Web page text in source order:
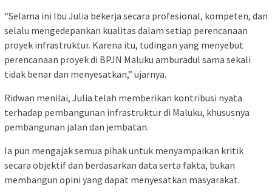
“Selama ini Ibu Julia bekerja secara profesional, kompeten, dan
selalu mengedepankan kualitas dalam setiap perencanaan
proyek infrastruktur. Karena itu, tudingan yang menyebut
perencanaan proyek di BPJN Maluku amburadul sama sekali
tidak benar dan menyesatkan,” ujarnya.
Ridwan menilai, Julia telah memberikan kontribusi nyata
terhadap pembangunan infrastruktur di Maluku, khususnya
pembangunan jalan dan jembatan.
Ia pun mengajak semua pihak untuk menyampaikan kritik
secara objektif dan berdasarkan data serta fakta, bukan
membangun opini yang dapat menyesatkan masyarakat.